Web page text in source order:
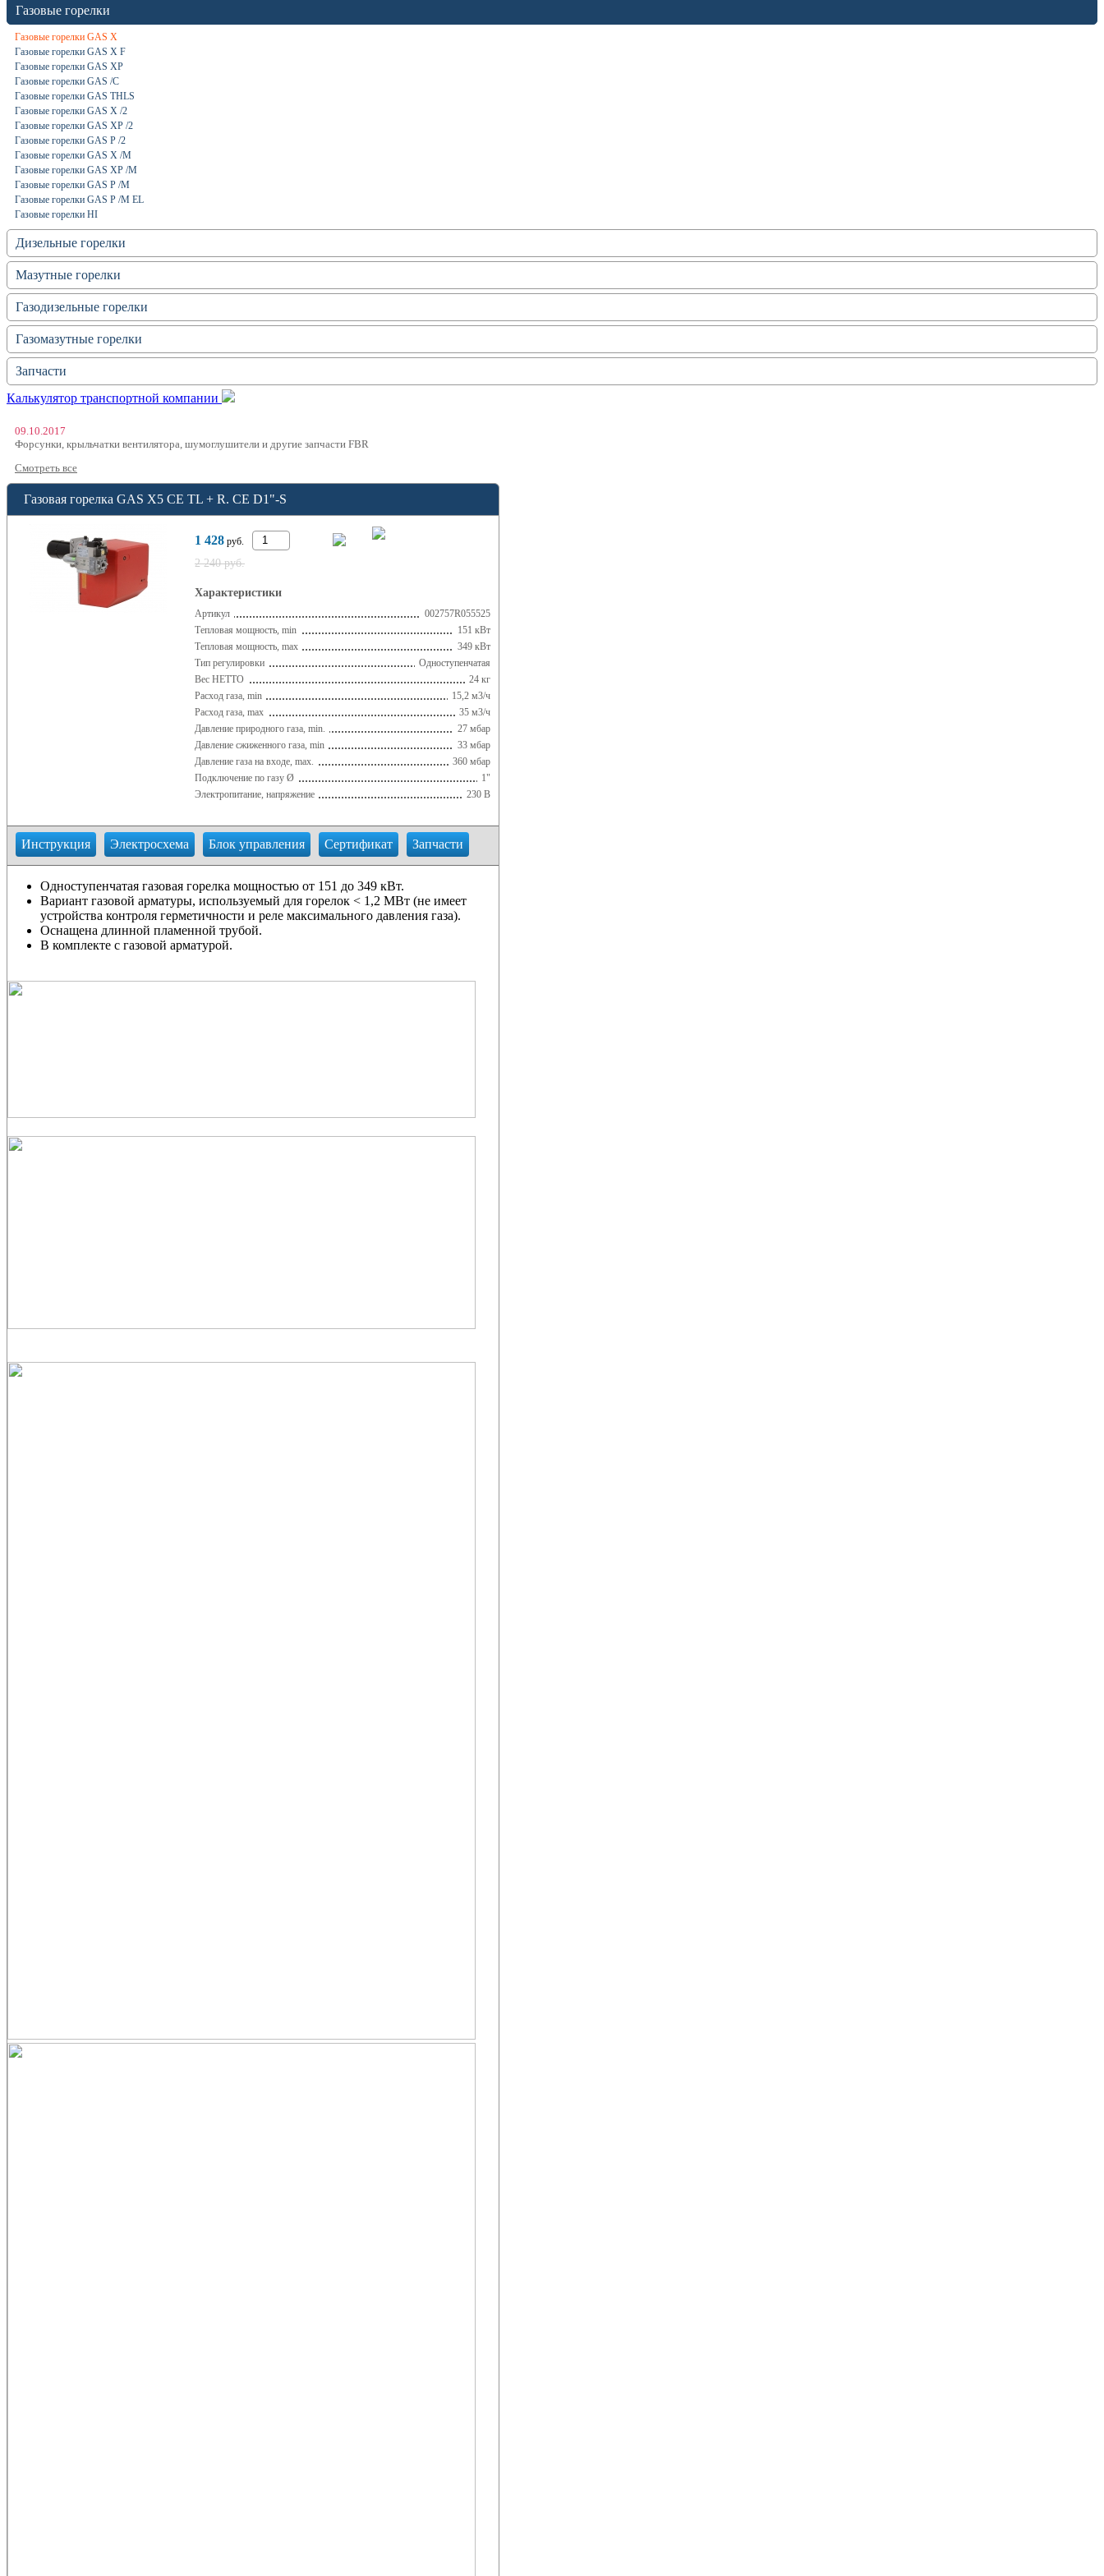
Газовые горелки
Газовые горелки GAS X
Газовые горелки GAS X F
Газовые горелки GAS XP
Газовые горелки GAS /C
Газовые горелки GAS THLS
Газовые горелки GAS X /2
Газовые горелки GAS XP /2
Газовые горелки GAS P /2
Газовые горелки GAS X /M
Газовые горелки GAS XP /M
Газовые горелки GAS P /M
Газовые горелки GAS P /M EL
Газовые горелки HI
Дизельные горелки
Мазутные горелки
Газодизельные горелки
Газомазутные горелки
Запчасти
Калькулятор транспортной компании
09.10.2017
Форсунки, крыльчатки вентилятора, шумоглушители и другие запчасти FBR
Смотреть все
Газовая горелка GAS X5 CE TL + R. CE D1"-S
1 428 руб.
2 240 руб.
Характеристики
Артикул
002757R055525
Тепловая мощность, min
151 кВт
Тепловая мощность, max
349 кВт
Тип регулировки
Одноступенчатая
Вес НЕТТО
24 кг
Расход газа, min
15,2 м3/ч
Расход газа, max
35 м3/ч
Давление природного газа, min.
27 мбар
Давление сжиженного газа, min
33 мбар
Давление газа на входе, max.
360 мбар
Подключение по газу Ø
1"
Электропитание, напряжение
230 В
Инструкция Электросхема Блок управления Сертификат Запчасти
Одноступенчатая газовая горелка мощностью от 151 до 349 кВт.
Вариант газовой арматуры, используемый для горелок < 1,2 МВт (не имеет
устройства контроля герметичности и реле максимального давления газа).
Оснащена длинной пламенной трубой.
В комплекте с газовой арматурой.